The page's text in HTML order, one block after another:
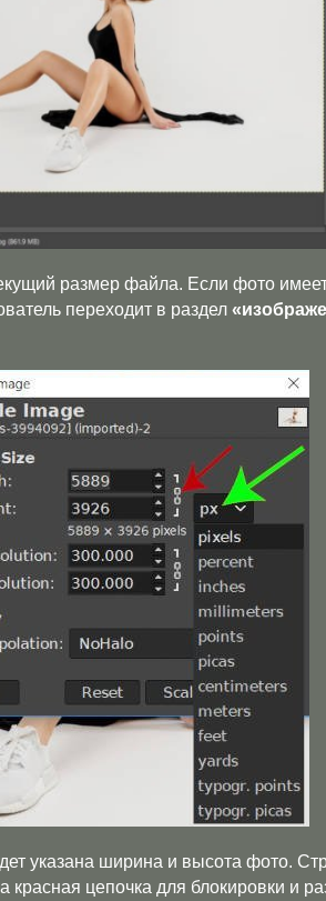
размер файла. Если фото
переходит в раздел
указана ширина и высота фото.
красная цепочка для блокировки и